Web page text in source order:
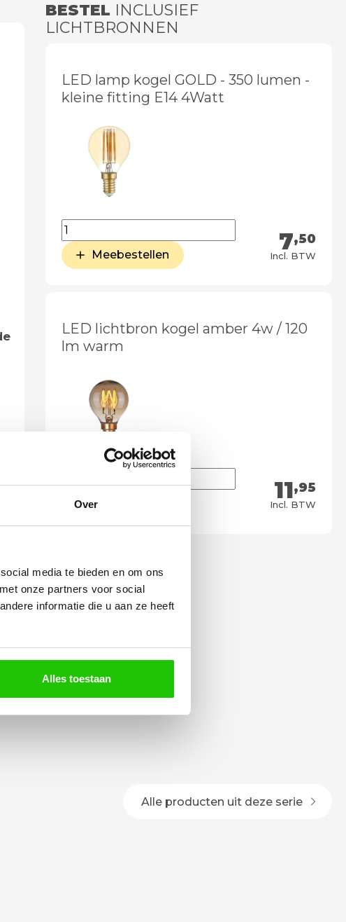
Over
media te bieden en om ons
onze partners voor social
informatie die u aan ze heeft
Alles toestaan
BESTEL INCLUSIEF
LICHTBRONNEN
LED lamp kogel GOLD - 350 lumen -
kleine fitting E14 4Watt
7,50
Incl. BTW
Meebestellen
LED lichtbron kogel amber 4w / 120
lm warm
11,95
Incl. BTW
Meebestellen
Alle producten uit deze serie